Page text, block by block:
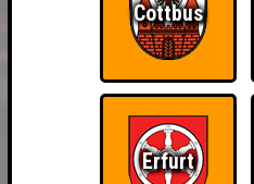
HIGHSCORE
Cottbus
Erfurt